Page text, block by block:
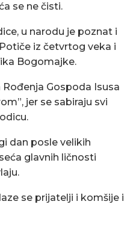
se ne čisti.
u narodu je poznat i
iz četvrtog veka i
Bogomajke.
Gospoda Isusa
jer se sabiraju svi
dan posle velikih
glavnih ličnosti
se prijatelji i komšije i